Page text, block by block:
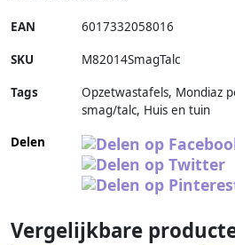
EAN 6017332058016
SKU M82014SmagTalc
Tags
Opzetwastafels, Mondiaz
smag/talc, Huis en tuin
Delen
Vergelijkbare